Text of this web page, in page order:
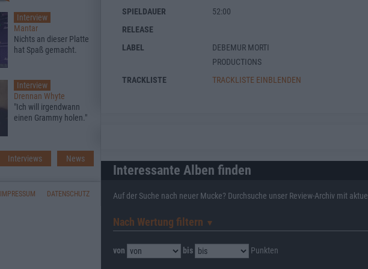
SPIELDAUER
52:00
RELEASE
LABEL
DEBEMUR MORTI
PRODUCTIONS
TRACKLISTE
TRACKLISTE EINBLENDEN
Interessante Alben finden
Auf der Suche nach neuer Mucke? Durchsuche unser Review-Archiv mit
Nach Wertung filtern ▼︎
von bis Punkten
Interview
Mantar
Nichts an dieser Platte
hat Spaß gemacht.
Interview
Drennan Whyte
"Ich will irgendwann
einen Grammy holen."
Interviews News
IMPRESSUM DATENSCHUTZ